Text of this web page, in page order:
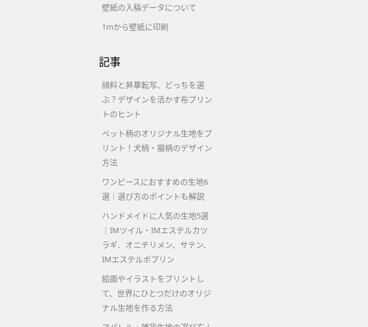
壁紙の入稿データについて
1mから壁紙に印刷
記事
顔料と昇華転写、どっちを選
ぶ？デザインを活かす布プリン
トのヒント
ペット柄のオリジナル生地をプ
リント！犬柄・猫柄のデザイン
方法
ワンピースにおすすめの生地6
選｜選び方のポイントも解説
ハンドメイドに人気の生地5選
｜IMツイル・IMエステルカツ
ラギ、オニチリメン、サテン、
IMエステルポプリン
絵画やイラストをプリントし
て、世界にひとつだけのオリジ
ナル生地を作る方法